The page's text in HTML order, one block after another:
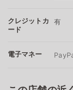
クレジットカ
ード
有
電子マネー